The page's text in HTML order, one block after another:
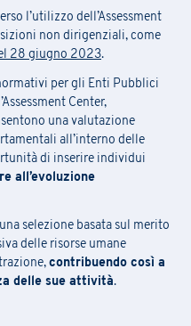
l’utilizzo dell’Assessment
non dirigenziali, come
28 giugno 2023.
per gli Enti Pubblici
Center,
una valutazione
all’interno delle
di inserire individui
all’evoluzione
selezione basata sul merito
delle risorse umane
contribuendo così a
delle sue attività.